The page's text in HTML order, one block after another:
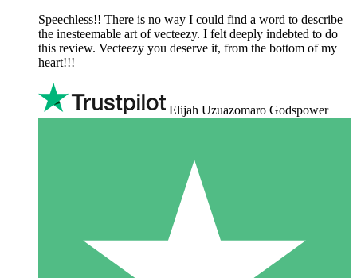
Speechless!! There is no way I could find a word to describe
the inesteemable art of vecteezy. I felt deeply indebted to do
this review. Vecteezy you deserve it, from the bottom of my
heart!!!
Elijah Uzuazomaro Godspower